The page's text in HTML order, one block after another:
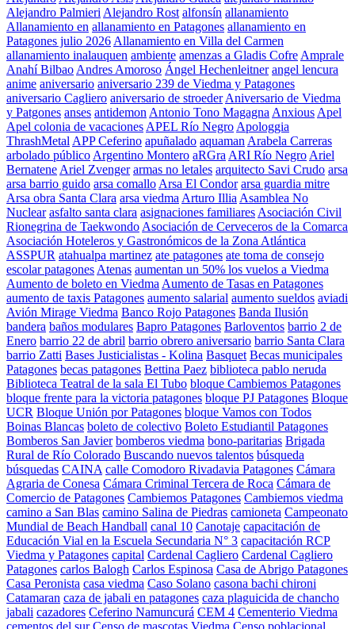
Alejandro Palmieri Alejandro Rost alfonsín allanamiento
Allanamiento en allanamiento en Patagones allanamiento en
Patagones julio 2026 Allanamiento en Villa del Carmen
allanamiento inalauquen ambiente amenzas a Gladis Cofre Amprale
Anahí Bilbao Andres Amoroso Ángel Hechenleitner angel lencura
anime aniversario aniversario 239 de Viedma y Patagones
aniversario Cagliero aniversario de stroeder Aniversario de Viedma
y Patgones anses antidemon Antonio Tono Magagna Anxious Apel
Apel colonia de vacaciones APEL Río Negro Apologgia
ThrashMetal APP Ceferino apuñalado aquaman Arabela Carreras
arbolado público Argentino Montero aRGra ARI Río Negro Ariel
Bernatene Ariel Zvenger armas no letales arquitecto Savi Crudo arsa
arsa barrio guido arsa comallo Arsa El Condor arsa guardia mitre
Arsa obra Santa Clara arsa viedma Arturo Illia Asamblea No
Nuclear asfalto santa clara asignaciones familiares Asociación Civil
Rionegrina de Taekwondo Asociación de Cerveceros de la Comarca
Asociación Hoteleros y Gastronómicos de la Zona Atlántica
ASSPUR atahualpa martinez ate patagones ate toma de consejo
escolar patagones Atenas aumentan un 50% los vuelos a Viedma
Aumento de boleto en Viedma Aumento de Tasas en Patagones
aumento de taxis Patagones aumento salarial aumento sueldos aviadi
Avión Mirage Viedma Banco Rojo Patagones Banda Ilusión
bandera baños modulares Bapro Patagones Barloventos barrio 2 de
Enero barrio 22 de abril barrio obrero aniversario barrio Santa Clara
barrio Zatti Bases Justicialistas - Kolina Basquet Becas municipales
Patagones becas patagones Bettina Paez biblioteca pablo neruda
Biblioteca Teatral de la sala El Tubo bloque Cambiemos Patagones
bloque frente para la victoria patagones bloque PJ Patagones Bloque
UCR Bloque Unión por Patagones bloque Vamos con Todos
Boinas Blancas boleto de colectivo Boleto Estudiantil Patagones
Bomberos San Javier bomberos viedma bono-paritarias Brigada
Rural de Río Colorado Buscando nuevos talentos búsqueda
búsquedas CAINA calle Comodoro Rivadavia Patagones Cámara
Agraria de Conesa Cámara Criminal Tercera de Roca Cámara de
Comercio de Patagones Cambiemos Patagones Cambiemos viedma
camino a San Blas camino Salina de Piedras camioneta Campeonato
Mundial de Beach Handball canal 10 Canotaje capacitación de
Educación Vial en la Escuela Secundaria N° 3 capacitación RCP
Viedma y Patagones capital Cardenal Cagliero Cardenal Cagliero
Patagones carlos Balogh Carlos Espinosa Casa de Abrigo Patagones
Casa Peronista casa viedma Caso Solano casona bachi chironi
Catamaran caza de jabali en patagones caza plaguicida de chancho
jabali cazadores Ceferino Namuncurá CEM 4 Cementerio Viedma
cementos del sur Censo de mascotas Viedma Censo poblacional